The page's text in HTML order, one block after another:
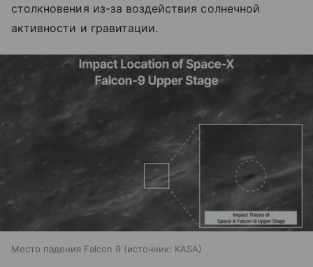
столкновения из-за воздействия солнечной
активности и гравитации.
Место падения Falcon 9 источник: KASA